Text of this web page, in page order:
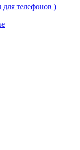
телефонов )